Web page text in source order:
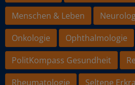
Menschen & Leben
Onkologie
Ophthalmologie
PolitKompass Gesundheit
Rheumatologie
Seltene